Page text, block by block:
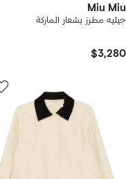
Miu Miu
جيليه مطرز بشعار الماركة
$3,280